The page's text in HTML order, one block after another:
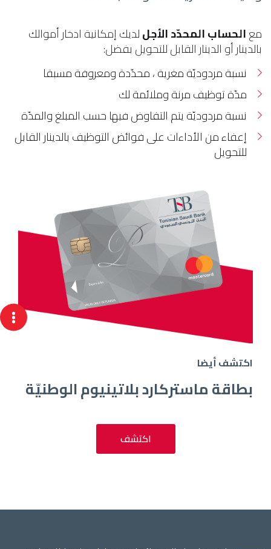
معالحساب المحدّد الأجللديك إمكانية ادخار أموالك
بالدينار أو الدينار القابل للتحويل بفضل:
نسبة مردوديّة مغرية ، محدّدة ومعروفة مسبقا
مدّة توظيف مرنة وملائمة لك
نسبة مردوديّة يتم التفاوض فيها حسب المبلغ والمدّة
إعفاء من الأداءات على فوائض التوظيف بالدينار القابل
للتحويل
اكتشف أيضا
بطاقة ماستركارد بلاتينيوم الوطنيّة
اكتشف